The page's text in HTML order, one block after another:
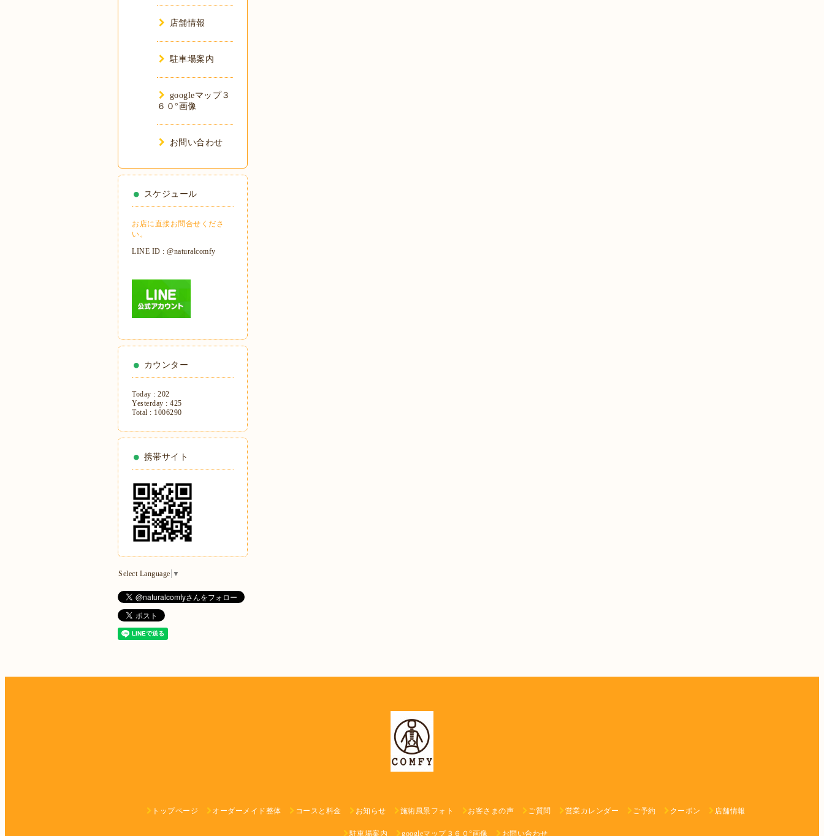
店舗情報
駐車場案内
googleマップ３
６０°画像
お問い合わせ
スケジュール
お店に直接お問合せくださ
い。
LINE ID : @naturalcomfy
カウンター
Today : 202
Yesterday : 425
Total : 1006290
携帯サイト
Select Language ▼
トップページ オーダーメイド整体 コースと料金 お知らせ 施術風景フォト お客さまの声 ご質問 営業カレンダー ご予約 クーポン 店舗情報
駐車場案内 googleマップ３６０°画像 お問い合わせ